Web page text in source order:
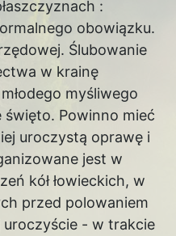
:
obowiązku.
Ślubowanie
w krainę
myśliwego
Powinno mieć
uroczystą oprawę i
jest w
kół łowieckich, w
przed polowaniem
- w trakcie